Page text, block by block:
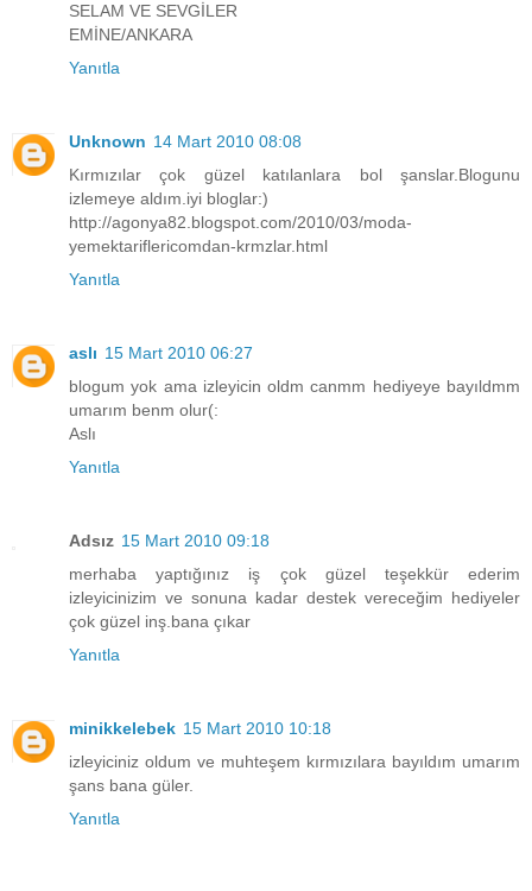
SELAM VE SEVGİLER
EMİNE/ANKARA
Yanıtla
Unknown 14 Mart 2010 08:08
Kırmızılar çok güzel katılanlara bol şanslar.Blogunu
izlemeye aldım.iyi bloglar:)
http://agonya82.blogspot.com/2010/03/moda-
yemektariflericomdan-krmzlar.html
Yanıtla
aslı 15 Mart 2010 06:27
blogum yok ama izleyicin oldm canmm hediyeye bayıldmm
umarım benm olur(:
Aslı
Yanıtla
Adsız 15 Mart 2010 09:18
merhaba yaptığınız iş çok güzel teşekkür ederim
izleyicinizim ve sonuna kadar destek vereceğim hediyeler
çok güzel inş.bana çıkar
Yanıtla
minikkelebek 15 Mart 2010 10:18
izleyiciniz oldum ve muhteşem kırmızılara bayıldım umarım
şans bana güler.
Yanıtla